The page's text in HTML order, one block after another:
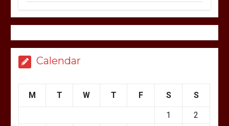
Calendar
M T W T F S S
1
2